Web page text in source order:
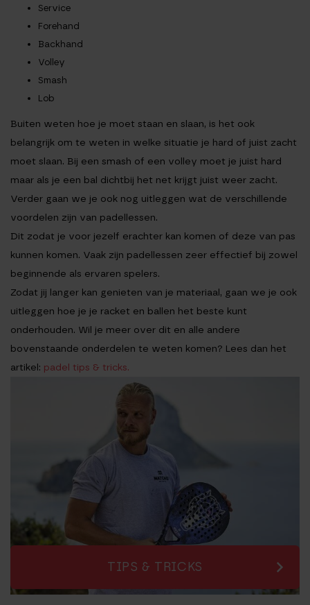
Service
Forehand
Backhand
Volley
Smash
Lob
Buiten weten hoe je moet staan en slaan, is het ook
belangrijk om te weten in welke situatie je hard of juist zacht
moet slaan. Bij een smash of een volley moet je juist hard
maar als je een bal dichtbij het net krijgt juist weer zacht.
Verder gaan we je ook nog uitleggen wat de verschillende
voordelen zijn van padellessen.
Dit zodat je voor jezelf erachter kan komen of deze van pas
kunnen komen. Vaak zijn padellessen zeer effectief bij zowel
beginnende als ervaren spelers.
Zodat jij langer kan genieten van je materiaal, gaan we je ook
uitleggen hoe je je racket en ballen het beste kunt
onderhouden. Wil je meer over dit en alle andere
bovenstaande onderdelen te weten komen? Lees dan het
artikel: padel tips & tricks.
TIPS & TRICKS